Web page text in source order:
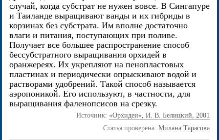
случай, когда субстрат не нужен вовсе. В Сингапуре
и Таиланде выращивают ванды и их гибриды в
корзинах без субстрата. Им вполне достаточно
влаги и питания, поступающих при поливе.
Получает все большее распространение способ
бессубстратного выращивания орхидей в
оранжереях. Их укрепляют на пенопластовых
пластинах и периодически опрыскивают водой и
растворами удобрений. Такой способ называется
аэропоникой. Его используют, в частности, для
выращивания фаленопсисов на срезку.
Источник: «Орхидеи», И. В. Белицкий, 2001
Статья проверена: Милана Тарасова